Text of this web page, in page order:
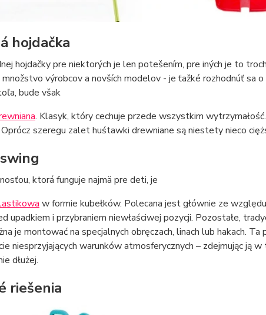
hojdačka
hojdačky pre niektorých je len potešením, pre iných je to
výrobcov a novších modelov - je ťažké rozhodnúť sa
bude však
. Klasyk, który cechuje przede wszystkim
szeregu zalet huśtawki drewniane są niestety nieco
ktorá funguje najmä pre deti, je
w formie kubełków. Polecana jest głównie ze
upadkiem i przybraniem niewłaściwej pozycji. Pozostałe,
je montować na specjalnych obręczach, linach lub hakach.
niesprzyjających warunków atmosferycznych – zdejmując ją
dłużej.
riešenia